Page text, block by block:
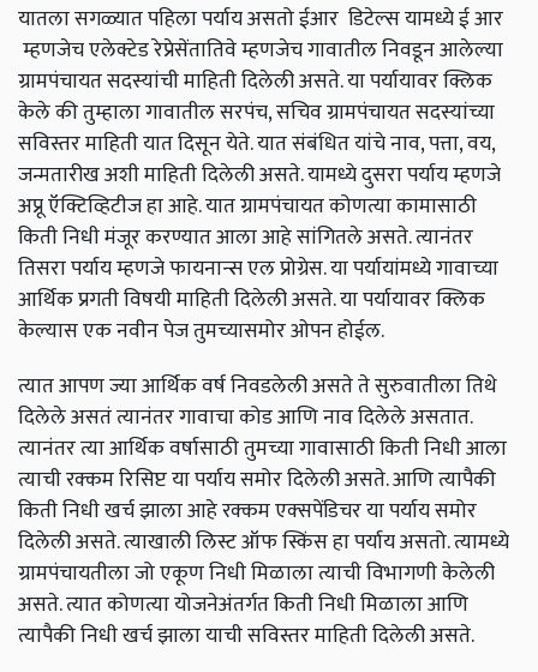
यातला सगळ्यात पहिला पर्याय असतो ईआर डिटेल्स यामध्ये ई आर
म्हणजेच एलेक्टेड रेप्रेसेंतातिवे म्हणजेच गावातील निवडून आलेल्या
ग्रामपंचायत सदस्यांची माहिती दिलेली असते. या पर्यायावर क्लिक
केले की तुम्हाला गावातील सरपंच, सचिव ग्रामपंचायत सदस्यांच्या
सविस्तर माहिती यात दिसून येते. यात संबंधित यांचे नाव, पत्ता, वय,
जन्मतारीख अशी माहिती दिलेली असते. यामध्ये दुसरा पर्याय म्हणजे
अप्रू ऍक्टिव्हिटीज हा आहे. यात ग्रामपंचायत कोणत्या कामासाठी
किती निधी मंजूर करण्यात आला आहे सांगितले असते. त्यानंतर
तिसरा पर्याय म्हणजे फायनान्स एल प्रोग्रेस. या पर्यायांमध्ये गावाच्या
आर्थिक प्रगती विषयी माहिती दिलेली असते. या पर्यायावर क्लिक
केल्यास एक नवीन पेज तुमच्यासमोर ओपन होईल.
त्यात आपण ज्या आर्थिक वर्ष निवडलेली असते ते सुरुवातीला तिथे
दिलेले असतं त्यानंतर गावाचा कोड आणि नाव दिलेले असतात.
त्यानंतर त्या आर्थिक वर्षासाठी तुमच्या गावासाठी किती निधी आला
त्याची रक्कम रिसिप्ट या पर्याय समोर दिलेली असते. आणि त्यापैकी
किती निधी खर्च झाला आहे रक्कम एक्‍सपेंडिचर या पर्याय समोर
दिलेली असते. त्याखाली लिस्ट ऑफ स्किंस हा पर्याय असतो. त्यामध्ये
ग्रामपंचायतीला जो एकूण निधी मिळाला त्याची विभागणी केलेली
असते. त्यात कोणत्या योजनेअंतर्गत किती निधी मिळाला आणि
त्यापैकी निधी खर्च झाला याची सविस्तर माहिती दिलेली असते.